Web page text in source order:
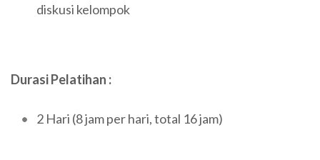
diskusi kelompok
Durasi Pelatihan :
2 Hari (8 jam per hari, total 16 jam)